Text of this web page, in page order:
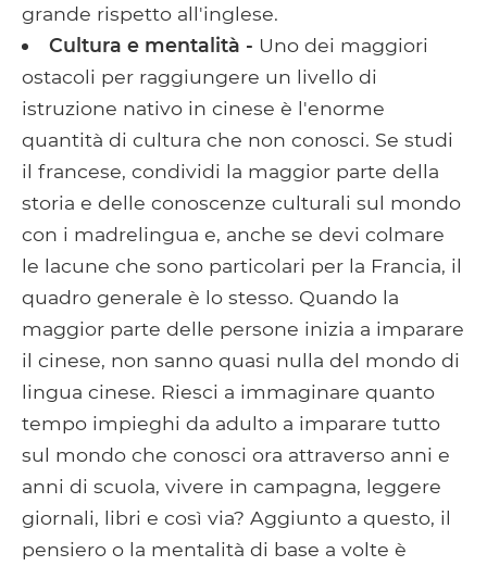
grande rispetto all'inglese.
Cultura e mentalità - Uno dei maggiori
ostacoli per raggiungere un livello di
istruzione nativo in cinese è l'enorme
quantità di cultura che non conosci. Se studi
il francese, condividi la maggior parte della
storia e delle conoscenze culturali sul mondo
con i madrelingua e, anche se devi colmare
le lacune che sono particolari per la Francia, il
quadro generale è lo stesso. Quando la
maggior parte delle persone inizia a imparare
il cinese, non sanno quasi nulla del mondo di
lingua cinese. Riesci a immaginare quanto
tempo impieghi da adulto a imparare tutto
sul mondo che conosci ora attraverso anni e
anni di scuola, vivere in campagna, leggere
giornali, libri e così via? Aggiunto a questo, il
pensiero o la mentalità di base a volte è